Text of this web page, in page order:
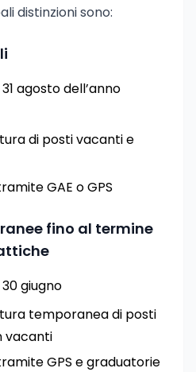
distinzioni sono:
agosto dell’anno
di posti vacanti e
GAE o GPS
fino al termine
giugno
temporanea di posti
vacanti
GPS e graduatorie